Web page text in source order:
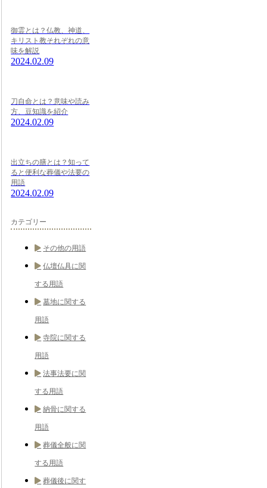
御霊とは？仏教、神道、
キリスト教それぞれの意
味を解説
2024.02.09
刀自命とは？意味や読み
方、豆知識を紹介
2024.02.09
出立ちの膳とは？知って
ると便利な葬儀や法要の
用語
2024.02.09
カテゴリー
その他の用語
仏壇仏具に関
する用語
墓地に関する
用語
寺院に関する
用語
法事法要に関
する用語
納骨に関する
用語
葬儀全般に関
する用語
葬儀後に関す